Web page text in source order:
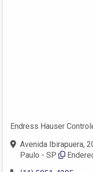
Endress Hauser
Avenida Ibirapuera,
Paulo - SP